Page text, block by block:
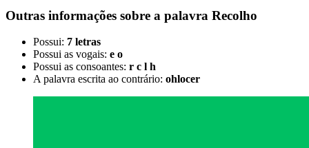
Outras informações sobre a palavra Recolho
Possui: 7 letras
Possui as vogais: e o
Possui as consoantes: r c l h
A palavra escrita ao contrário: ohlocer